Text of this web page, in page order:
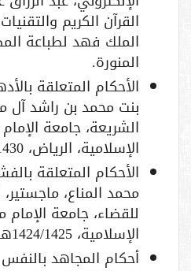
القرآن الكريم
الملك فهد لطباعة
المنورة.
الأحكام المتعلقة
بنت محمد بن راشد آل
الشريعة، جامعة
الإسلامية، الرياض، 1430هـ/2011م.
الأحكام المتعلقة
محمد المناع،
للقضاء، جامعة
الإسلامية، 1424/1425هـ.
أحكام المجاهد